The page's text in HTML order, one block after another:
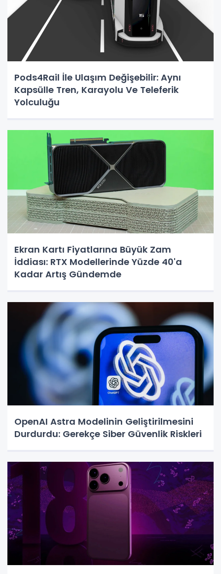
Pods4Rail İle Ulaşım Değişebilir: Aynı
Kapsülle Tren, Karayolu Ve Teleferik
Yolculuğu
Ekran Kartı Fiyatlarına Büyük Zam
İddiası: RTX Modellerinde Yüzde 40'a
Kadar Artış Gündemde
OpenAI Astra Modelinin Geliştirilmesini
Durdurdu: Gerekçe Siber Güvenlik Riskleri